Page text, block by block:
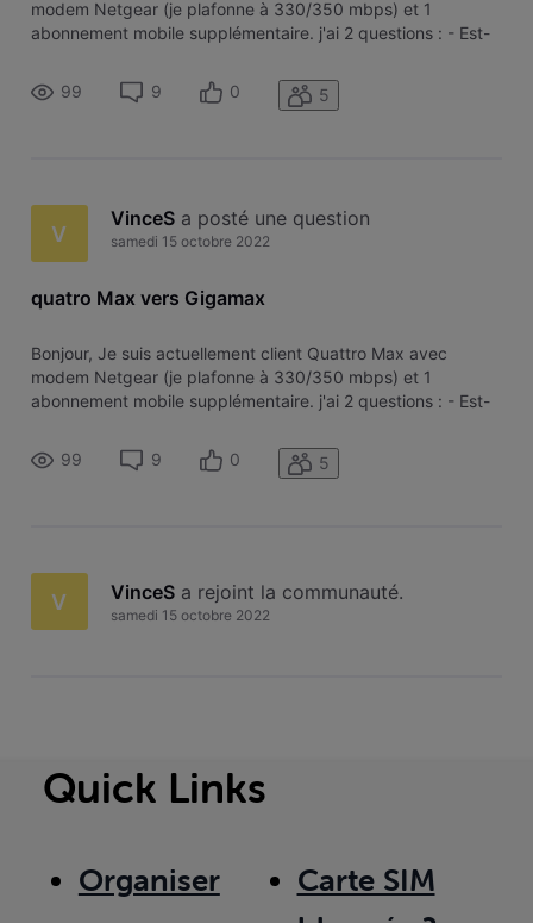
modem Netgear (je plafonne à 330/350 mbps) et 1
abonnement mobile supplémentaire. j'ai 2 questions : - Est-
abonnement au maximum, même si la différence n'est pas
énorme ? - Que me couterait
99 9 0 5
V
VinceS a posté une question
samedi 15 octobre 2022
quatro Max vers Gigamax
Bonjour, Je suis actuellement client Quattro Max avec
modem Netgear (je plafonne à 330/350 mbps) et 1
abonnement mobile supplémentaire. j'ai 2 questions : - Est-
abonnement au maximum, même si la différence n'est pas
énorme ? - Que me couterait
99 9 0 5
V VinceS a rejoint la communauté.
samedi 15 octobre 2022
Quick Links
Organiser
Carte SIM